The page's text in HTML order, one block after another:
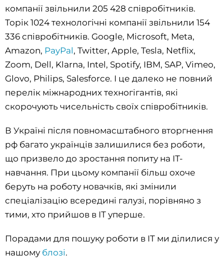
компанії звільнили 205 428 співробітників.
Торік 1024 технологічні компанії звільнили 154
336 співробітників. Google, Microsoft, Meta,
Amazon, PayPal, Twitter, Apple, Tesla, Netflix,
Zoom, Dell, Klarna, Intel, Spotify, IBM, SAP, Vimeo,
Glovo, Philips, Salesforce. І це далеко не повний
перелік міжнародних техногігантів, які
скорочують чисельність своїх співробітників.
В Україні після повномасштабного вторгнення
рф багато українців залишилися без роботи,
що призвело до зростання попиту на ІТ-
навчання. При цьому компанії більш охоче
беруть на роботу новачків, які змінили
спеціалізацію всередині галузі, порівняно з
тими, хто прийшов в ІТ уперше.
Порадами для пошуку роботи в IT ми ділилися у
нашому блозі.